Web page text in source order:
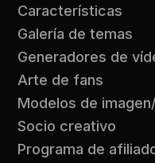
Características
Galería de temas
Generadores de
Arte de fans
Modelos de
Socio creativo
Programa de